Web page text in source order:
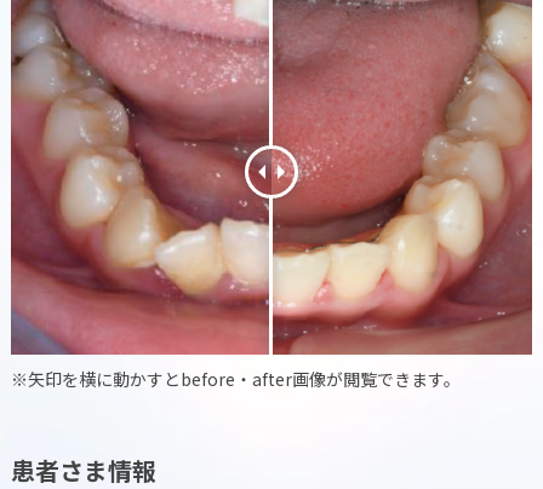
※矢印を横に動かすとbefore・after画像が閲覧できます。
患者さま情報